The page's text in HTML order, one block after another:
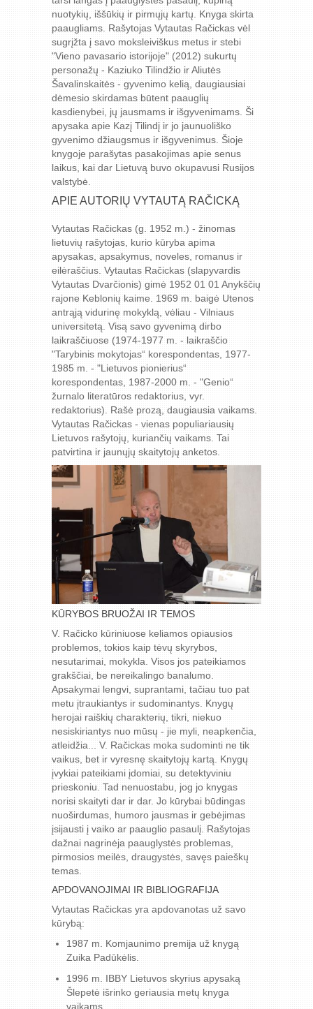
nuotykių, iššūkių ir pirmųjų kartų. Knyga skirta
paaugliams. Rašytojas Vytautas Račickas vėl
sugrįžta į savo moksleiviškus metus ir stebi
"Vieno pavasario istorijoje" (2012) sukurtų
personažų - Kaziuko Tilindžio ir Aliutės
Šavalinskaitės - gyvenimo kelią, daugiausiai
dėmesio skirdamas būtent paauglių
kasdienybei, jų jausmams ir išgyvenimams. Ši
apysaka apie Kazį Tilindį ir jo jaunuoliško
gyvenimo džiaugsmus ir išgyvenimus. Šioje
knygoje parašytas pasakojimas apie senus
laikus, kai dar Lietuvą buvo okupavusi Rusijos
valstybė.
APIE AUTORIŲ VYTAUTĄ RAČICKĄ
Vytautas Račickas (g. 1952 m.) - žinomas
lietuvių rašytojas, kurio kūryba apima
apysakas, apsakymus, noveles, romanus ir
eilėraščius. Vytautas Račickas (slapyvardis
Vytautas Dvarčionis) gimė 1952 01 01 Anykščių
rajone Keblonių kaime. 1969 m. baigė Utenos
antrąją vidurinę mokyklą, vėliau - Vilniaus
universitetą. Visą savo gyvenimą dirbo
laikraščiuose (1974-1977 m. - laikraščio
"Tarybinis mokytojas“ korespondentas, 1977-
1985 m. - "Lietuvos pionierius“
korespondentas, 1987-2000 m. - "Genio“
žurnalo literatūros redaktorius, vyr.
redaktorius). Rašė prozą, daugiausia vaikams.
Vytautas Račickas - vienas populiariausių
Lietuvos rašytojų, kuriančių vaikams. Tai
patvirtina ir jaunųjų skaitytojų anketos.
KŪRYBOS BRUOŽAI IR TEMOS
V. Račicko kūriniuose keliamos opiausios
problemos, tokios kaip tėvų skyrybos,
nesutarimai, mokykla. Visos jos pateikiamos
grakščiai, be nereikalingo banalumo.
Apsakymai lengvi, suprantami, tačiau tuo pat
metu įtraukiantys ir sudominantys. Knygų
herojai raiškių charakterių, tikri, niekuo
nesiskiriantys nuo mūsų - jie myli, neapkenčia,
atleidžia... V. Račickas moka sudominti ne tik
vaikus, bet ir vyresnę skaitytojų kartą. Knygų
įvykiai pateikiami įdomiai, su detektyviniu
prieskoniu. Tad nenuostabu, jog jo knygas
norisi skaityti dar ir dar. Jo kūrybai būdingas
nuoširdumas, humoro jausmas ir gebėjimas
įsijausti į vaiko ar paauglio pasaulį. Rašytojas
dažnai nagrinėja paauglystės problemas,
pirmosios meilės, draugystės, savęs paieškų
temas.
APDOVANOJIMAI IR BIBLIOGRAFIJA
Vytautas Račickas yra apdovanotas už savo
kūrybą:
1987 m. Komjaunimo premija už knygą
Zuika Padūkėlis.
1996 m. IBBY Lietuvos skyrius apysaką
Šlepetė išrinko geriausia metų knyga
vaikams.